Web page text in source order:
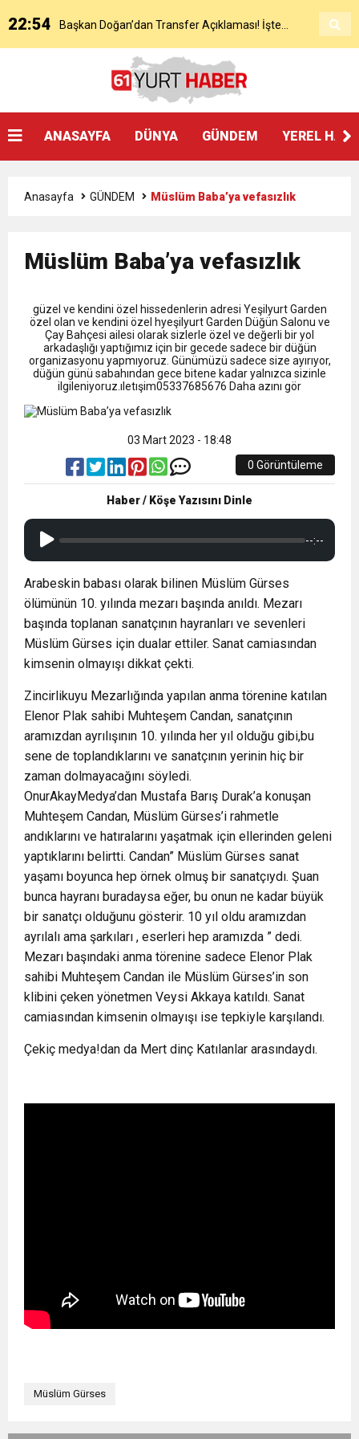
KAP’a Bildirdi
22:54 Başkan Doğan’dan Transfer Açıklaması! İşte
Mohamed Salah’ın Trabzon’da İlk Sözleri!
Açıkladı
0:11 Trabzonspor, Mohammed Salah’ı Resmen KAP’a
Bildirdi
20:05 Trabzonspor Muhammed Salah Transferini
Tamamladı
9:50 MGD’DEN ANITKABİR’E ANLAMLI ZİYARET
18:59 Trabzonspor Mitongo Transferini KAP’a Bildirdi
Trabzonspor, Salah Transferinin Maliyetini
KAP’a Bildirdi
ANASAYFA DÜNYA GÜNDEM YEREL
Anasayfa GÜNDEM Müslüm Baba’ya vefasızlık
Müslüm Baba’ya vefasızlık
güzel ve kendini özel hissedenlerin adresi Yeşilyurt Garden
özel olan ve kendini özel hyeşilyurt Garden Düğün Salonu ve
Çay Bahçesi ailesi olarak sizlerle özel ve değerli bir yol
arkadaşlığı yaptığımız için bir gecede sadece bir düğün
organizasyonu yapmıyoruz. Günümüzü sadece size ayırıyor,
düğün günü sabahından gece bitene kadar yalnızca sizinle
ilgileniyoruz.ıletışim05337685676 Daha azını gör
03 Mart 2023 - 18:48
0 Görüntüleme
Haber / Köşe Yazısını Dinle
--:--
Arabeskin babası olarak bilinen Müslüm Gürses
ölümünün 10. yılında mezarı başında anıldı. Mezarı
başında toplanan sanatçının hayranları ve sevenleri
Müslüm Gürses için dualar ettiler. Sanat camiasından
kimsenin olmayışı dikkat çekti.
Zincirlikuyu Mezarlığında yapılan anma törenine katılan
Elenor Plak sahibi Muhteşem Candan, sanatçının
aramızdan ayrılışının 10. yılında her yıl olduğu gibi,bu
sene de toplandıklarını ve sanatçının yerinin hiç bir
zaman dolmayacağını söyledi.
OnurAkayMedya’dan Mustafa Barış Durak’a konuşan
Muhteşem Candan, Müslüm Gürses’i rahmetle
andıklarını ve hatıralarını yaşatmak için ellerinden geleni
yaptıklarını belirtti. Candan” Müslüm Gürses sanat
yaşamı boyunca hep örnek olmuş bir sanatçıydı. Şuan
bunca hayranı buradaysa eğer, bu onun ne kadar büyük
bir sanatçı olduğunu gösterir. 10 yıl oldu aramızdan
ayrılalı ama şarkıları , eserleri hep aramızda ” dedi.
Mezarı başındaki anma törenine sadece Elenor Plak
sahibi Muhteşem Candan ile Müslüm Gürses’in son
klibini çeken yönetmen Veysi Akkaya katıldı. Sanat
camiasından kimsenin olmayışı ise tepkiyle karşılandı.
Çekiç medya!dan da Mert dinç Katılanlar arasındaydı.
Müslüm Gürses